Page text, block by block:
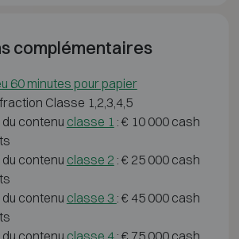
complémentaires
60 minutes pour papier
Classe 1,2,3,4,5
contenu classe 1 : € 10 000 cash
contenu classe 2 : € 25 000 cash
contenu classe 3 : € 45 000 cash
contenu classe 4: € 75 000 cash